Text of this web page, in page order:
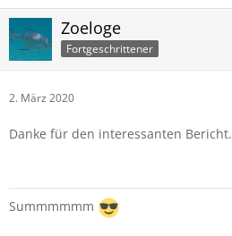
Zoeloge
Fortgeschrittener
2. März 2020
Danke für den interessanten Bericht.
Summmmmm